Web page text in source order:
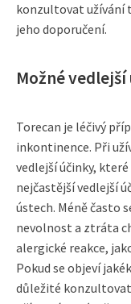
konzultovat užívání
jeho doporučení.
Možné
Torecan je léčivý
inkontinence. Při
vedlejší účinky,
nejčastější vedlejší
ústech. Méně často
nevolnost a ztráta
alergické reakce,
Pokud se objeví
důležité